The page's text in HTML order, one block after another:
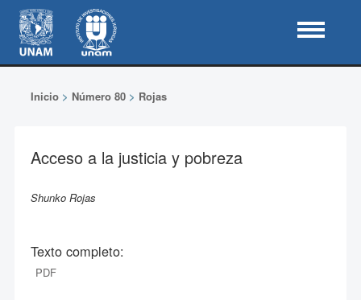
Inicio> Número 80> Rojas
Acceso a la justicia y pobreza
Shunko Rojas
Texto completo:
PDF